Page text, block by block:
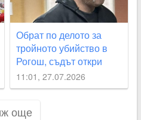
Обрат по делото за
тройното убийство в
Рогош, съдът откри
неясноти около
смъртта на две от
жертвите
11:01, 27.07.2026
още